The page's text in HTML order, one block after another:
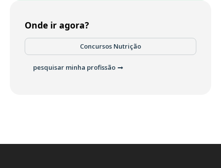
Onde ir agora?
Concursos Nutrição
pesquisar minha profissão